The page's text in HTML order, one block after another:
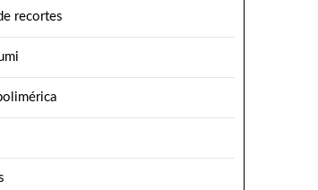
recortes